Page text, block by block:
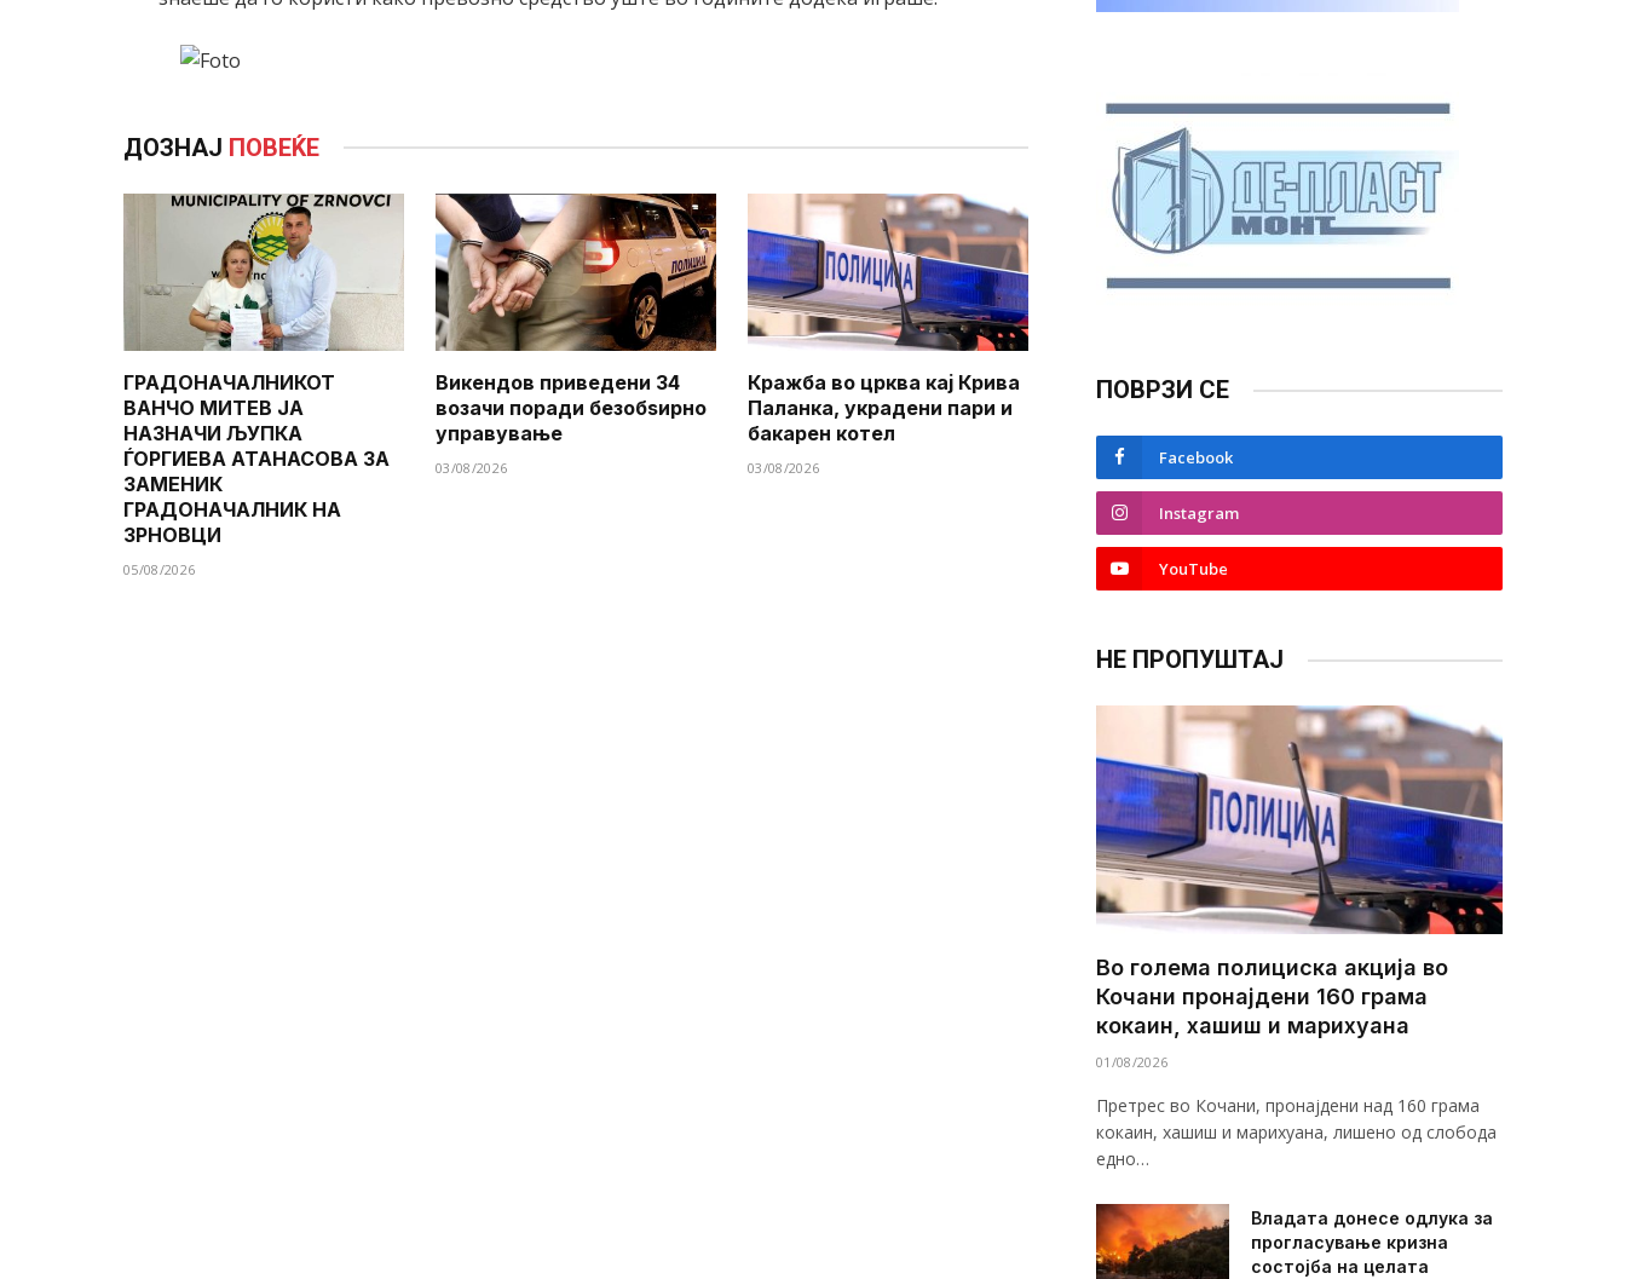
ДОЗНАЈ ПОВЕЌЕ
ГРАДОНАЧАЛНИКОТ
ВАНЧО МИТЕВ ЈА
НАЗНАЧИ ЉУПКА
ЃОРГИЕВА АТАНАСОВА ЗА
ЗАМЕНИК
ГРАДОНАЧАЛНИК НА
ЗРНОВЦИ
05/08/2026
Викендов приведени 34
возачи поради безобѕирно
управување
03/08/2026
Кражба во црква кај Крива
Паланка, украдени пари и
бакарен котел
03/08/2026
ПОВРЗИ СЕ
Facebook
Instagram
YouTube
НЕ ПРОПУШТАЈ
Во голема полициска акција во
Кочани пронајдени 160 грама
кокаин, хашиш и марихуана
01/08/2026
Претрес во Кочани, пронајдени над 160 грама
кокаин, хашиш и марихуана, лишено од слобода
едно…
Владата донесе одлука за
прогласување кризна
состојба на целата